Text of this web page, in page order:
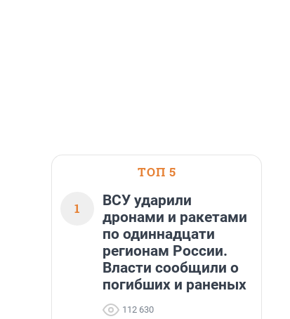
ТОП 5
1
ВСУ ударили
дронами и ракетами
по одиннадцати
регионам России.
Власти сообщили о
погибших и раненых
112 630